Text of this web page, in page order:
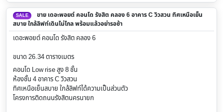
SALE
ขาย เดอะพอยต์ คอนโด รังสิต คลอง 6 อาคาร C วิวสวน ทิศเหนือเย็น
สบาย ใกล้ลิฟท์เดินไม่ไกล พร้อมแล้วอย่ารอช้า
เดอะพอยต์ คอนโด รังสิต คลอง 6
ขนาด 26.34 ตารางเมตร
คอนโด Low rise สูง 8 ชั้น
ห้องชั้น 4 อาคาร C วิวสวน
ทิศเหนือเย็นสบาย ใกล้ลิฟท์ได้ความเป็นส่วนตัว
โครงการติดถนนรังสิตนครนายก